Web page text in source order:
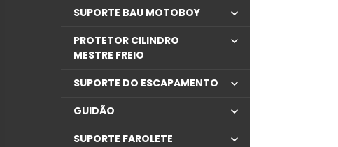
SUPORTE BAU MOTOBOY
PROTETOR CILINDRO
MESTRE FREIO
SUPORTE DO ESCAPAMENTO
GUIDÃO
SUPORTE FAROLETE